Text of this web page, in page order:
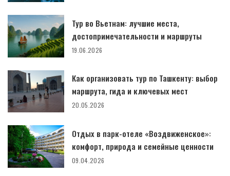
Тур во Вьетнам: лучшие места,
достопримечательности и маршруты
19.06.2026
Как организовать тур по Ташкенту: выбор
маршрута, гида и ключевых мест
20.05.2026
Отдых в парк-отеле «Воздвиженское»:
комфорт, природа и семейные ценности
09.04.2026